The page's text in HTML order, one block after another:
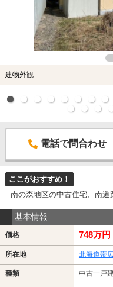
建物外観
電話で問合わせ
ここがおすすめ！
南の森地区の中古住宅、南道
基本情報
価格 748万円
所在地 北海道帯
種類 中古一戸